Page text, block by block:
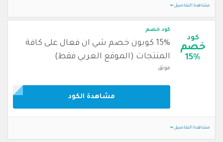
مشاهدة التفاصيل
كود
خصم
15%
كود خصم
15% كوبون خصم شي ان فعال على كافة
المنتجات (الموقع العربي فقط)
موثق
مشاهدة الكود
مشاهدة التفاصيل